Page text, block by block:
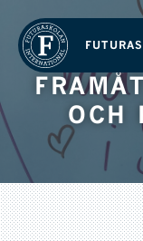
OCH